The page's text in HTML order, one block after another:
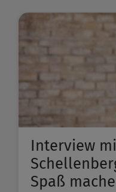
Interview
Spaß